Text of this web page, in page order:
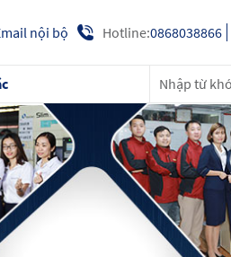
nội bộ Hotline:0868038866